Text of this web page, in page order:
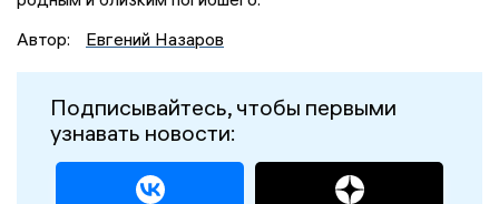
Автор:
Евгений Назаров
Подписывайтесь, чтобы первыми
узнавать новости: